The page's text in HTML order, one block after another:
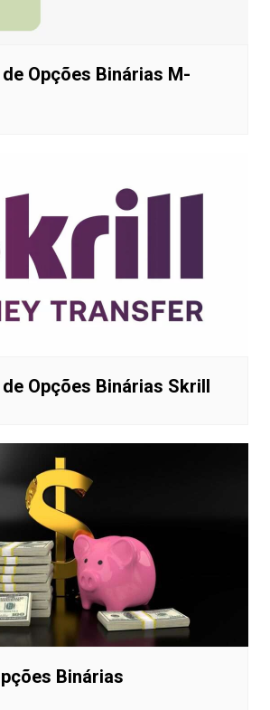
de Opções Binárias M-
Opções Binárias Skrill